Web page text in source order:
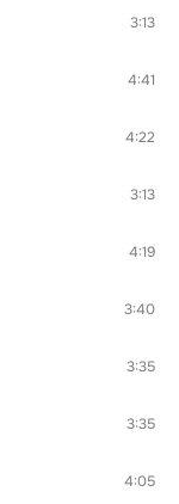
3:13
4:41
4:22
3:13
4:19
3:40
3:35
3:35
4:05